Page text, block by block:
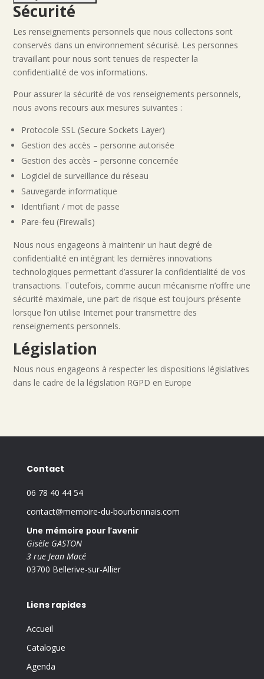
Sécurité
Les renseignements personnels que nous collectons sont
conservés dans un environnement sécurisé. Les personnes
travaillant pour nous sont tenues de respecter la
confidentialité de vos informations.
Pour assurer la sécurité de vos renseignements personnels,
nous avons recours aux mesures suivantes :
Protocole SSL (Secure Sockets Layer)
Gestion des accès – personne autorisée
Gestion des accès – personne concernée
Logiciel de surveillance du réseau
Sauvegarde informatique
Identifiant / mot de passe
Pare-feu (Firewalls)
Nous nous engageons à maintenir un haut degré de
confidentialité en intégrant les dernières innovations
technologiques permettant d’assurer la confidentialité de vos
transactions. Toutefois, comme aucun mécanisme n’offre une
sécurité maximale, une part de risque est toujours présente
lorsque l’on utilise Internet pour transmettre des
renseignements personnels.
Législation
Nous nous engageons à respecter les dispositions législatives
dans le cadre de la législation RGPD en Europe
Contact
06 78 40 44 54
contact@memoire-du-bourbonnais.com
Une mémoire pour l’avenir
Gisèle GASTON
3 rue Jean Macé
03700 Bellerive-sur-Allier
Liens rapides
Accueil
Catalogue
Agenda